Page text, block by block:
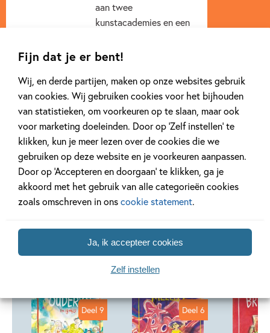
Fijn dat je er bent!
Wij, en derde partijen, maken op onze websites gebruik
van cookies. Wij gebruiken cookies voor het bijhouden
van statistieken, om voorkeuren op te slaan, maar ook
voor marketing doeleinden. Door op ‘Zelf instellen’ te
klikken, kun je meer lezen over de cookies die we
gebruiken op deze website en je voorkeuren aanpassen.
Door op ‘Accepteren en doorgaan’ te klikken, ga je
akkoord met het gebruik van alle categorieën cookies
zoals omschreven in onscookie statement.
Ja, ik accepteer cookies
Zelf instellen
aan twee
kunstacademies en een
illustreerde meer dan...
Lees meer
Andere boeken uit de serie 'Hoe
overleef ik'
Deel 9 Deel 6